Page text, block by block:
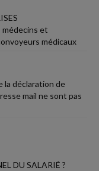
médecins et
médicaux
la déclaration de
mail ne sont pas
DU SALARIÉ ?